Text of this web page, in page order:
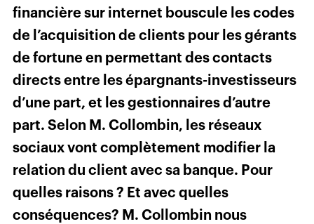
financière sur internet bouscule les codes
de l’acquisition de clients pour les gérants
de fortune en permettant des contacts
directs entre les épargnants-investisseurs
d’une part, et les gestionnaires d’autre
part. Selon M. Collombin, les réseaux
sociaux vont complètement modifier la
relation du client avec sa banque. Pour
quelles raisons ? Et avec quelles
conséquences? M. Collombin nous